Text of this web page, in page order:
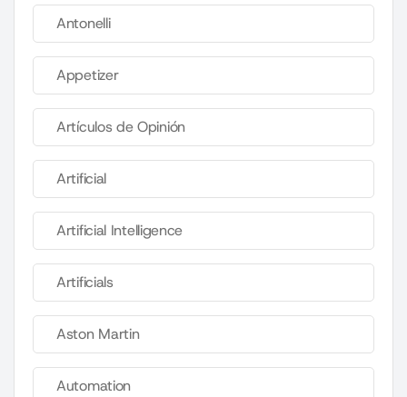
Antonelli
Appetizer
Artículos de Opinión
Artificial
Artificial Intelligence
Artificials
Aston Martin
Automation